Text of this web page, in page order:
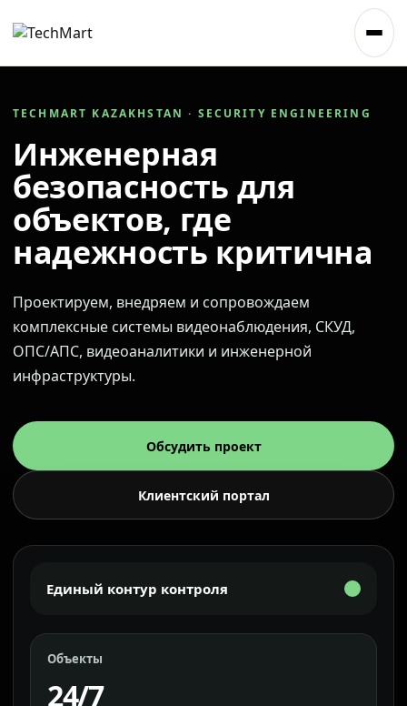
TECHMART KAZAKHSTAN · SECURITY ENGINEERING
Инженерная
безопасность для
объектов, где
надежность критична
Проектируем, внедряем и сопровождаем
комплексные системы видеонаблюдения, СКУД,
ОПС/АПС, видеоаналитики и инженерной
инфраструктуры.
Обсудить проект
Клиентский портал
Единый контур контроля
Объекты
24/7